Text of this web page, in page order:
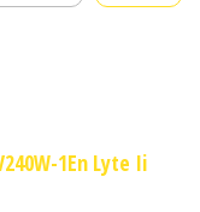
1En Lyte Ii